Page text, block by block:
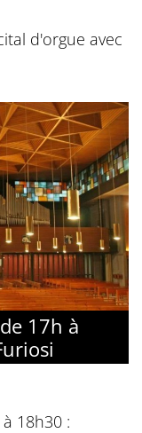
d'orgue avec
17h à
18h30 :